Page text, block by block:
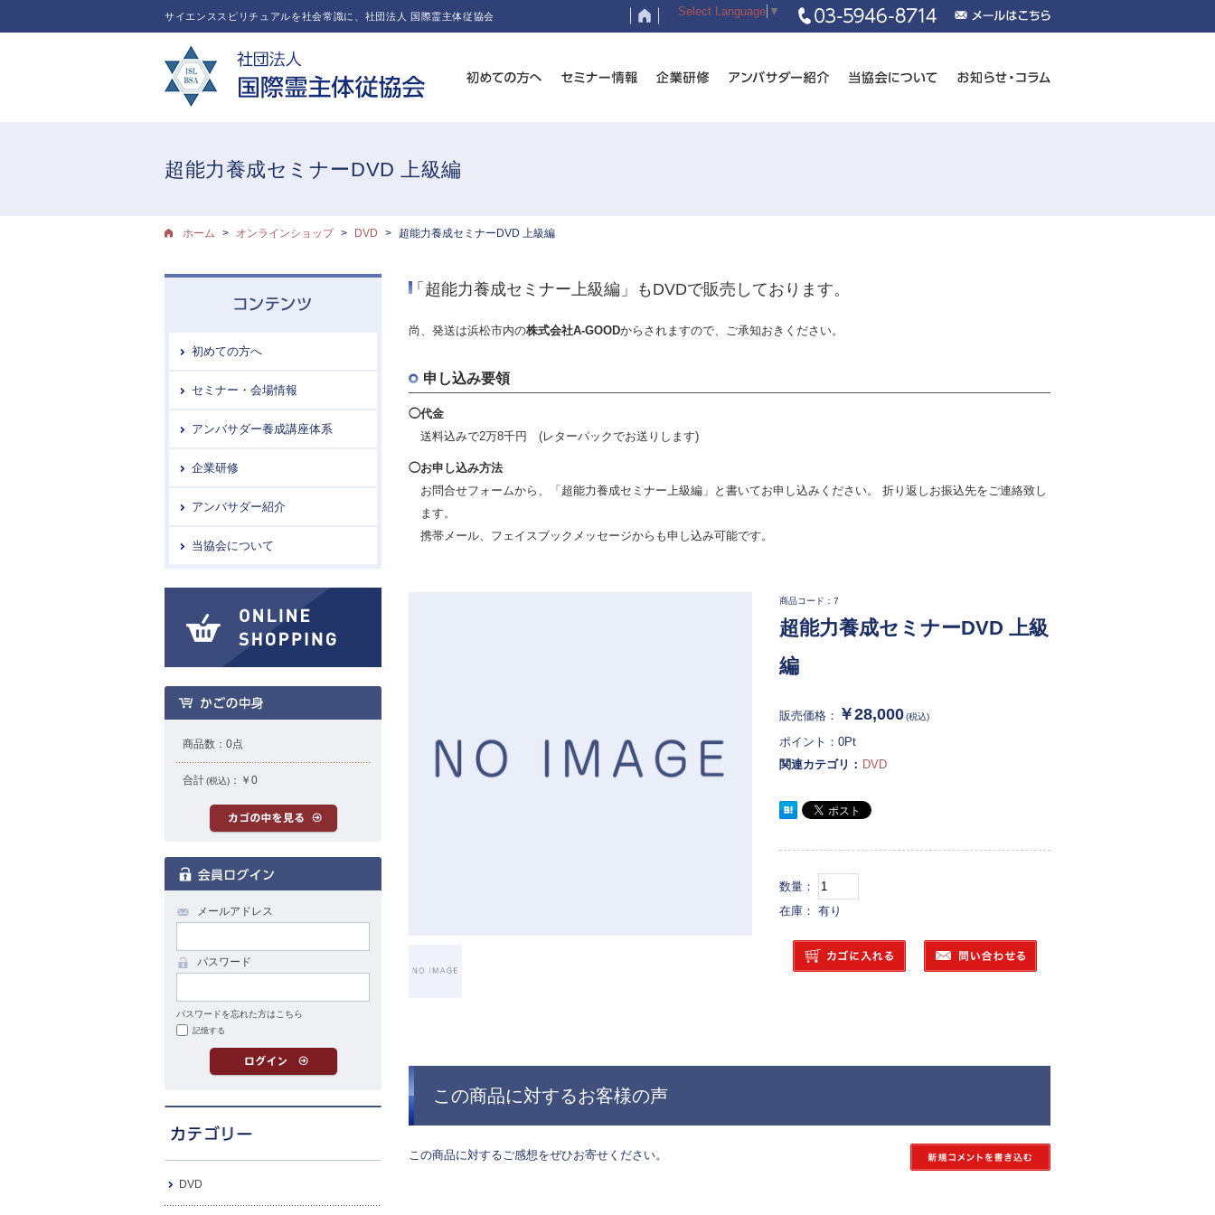
サイエンススピリチュアルを社会常識に、社団法人 国際霊主体従協会 Select Language ▼
超能力養成セミナーDVD 上級編
ホーム オンラインショップ DVD 超能力養成セミナーDVD 上級編
「超能力養成セミナー上級編」もDVDで販売しております。
尚、発送は浜松市内の株式会社A-GOODからされますので、ご承知おきください。
申し込み要領
◯代金
送料込みで2万8千円 (レターパックでお送りします)
◯お申し込み方法
お問合せフォームから、「超能力養成セミナー上級編」と書いてお申し込みください。 折り返しお振込先をご連絡致し
ます。
携帯メール、フェイスブックメッセージからも申し込み可能です。
商品コード：7
超能力養成セミナーDVD 上級
編
販売価格： ￥28,000(税込)
ポイント： 0Pt
関連カテゴリ： DVD
数量：
在庫： 有り
この商品に対するお客様の声
この商品に対するご感想をぜひお寄せください。
初めての方へ
セミナー・会場情報
アンバサダー養成講座体系
企業研修
アンバサダー紹介
当協会について
商品数： 0点
合計(税込) ： ￥0
メールアドレス
パスワード
パスワードを忘れた方はこちら
記憶する
DVD